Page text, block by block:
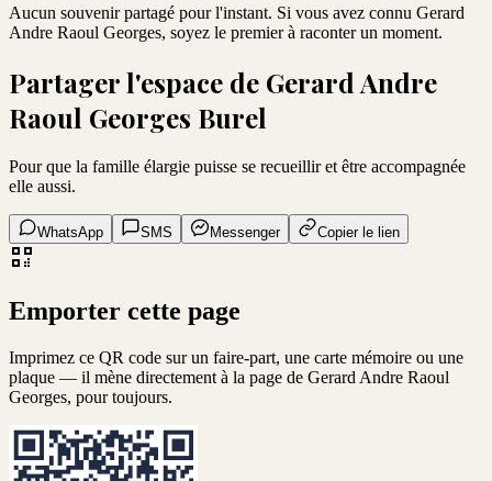
Aucun souvenir partagé pour l'instant. Si vous avez connu Gerard
Andre Raoul Georges, soyez le premier à raconter un moment.
Partager l'espace de Gerard Andre
Raoul Georges Burel
Pour que la famille élargie puisse se recueillir et être accompagnée
elle aussi.
WhatsApp SMS Messenger Copier le lien
Emporter cette page
Imprimez ce QR code sur un faire-part, une carte mémoire ou une
plaque — il mène directement à la page de Gerard Andre Raoul
Georges, pour toujours.